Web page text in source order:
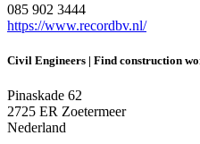
085 902 3444
https://www.recordbv.nl/
Civil Engineers | Find construction
Pinaskade 62
2725 ER Zoetermeer
Nederland